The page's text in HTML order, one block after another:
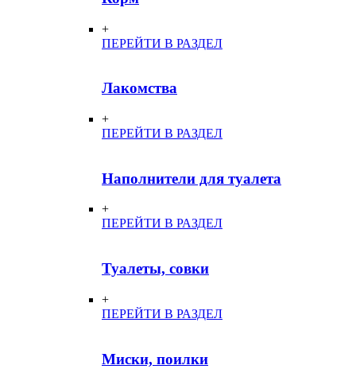
+
ПЕРЕЙТИ В РАЗДЕЛ
Лакомства
+
ПЕРЕЙТИ В РАЗДЕЛ
Наполнители для туалета
+
ПЕРЕЙТИ В РАЗДЕЛ
Туалеты, совки
+
ПЕРЕЙТИ В РАЗДЕЛ
Миски, поилки